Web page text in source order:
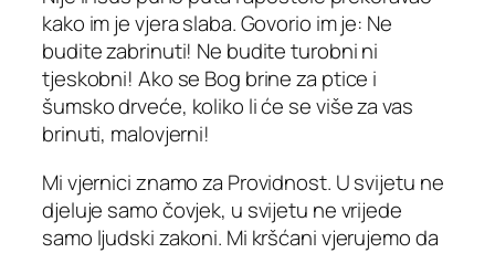
kako im je vjera slaba. Govorio im je: Ne
budite zabrinuti! Ne budite turobni ni
tjeskobni! Ako se Bog brine za ptice i
šumsko drveće, koliko li će se više za vas
brinuti, malovjerni!
Mi vjernici znamo za Providnost. U svijetu ne
djeluje samo čovjek, u svijetu ne vrijede
samo ljudski zakoni. Mi kršćani vjerujemo da